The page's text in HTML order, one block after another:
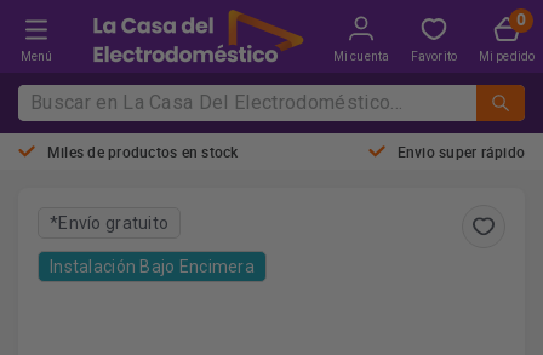
Menú Mi cuenta Favorito Mi pedido
Miles de productos en stock Envio super rápido
*Envío gratuito
Instalación Bajo Encimera